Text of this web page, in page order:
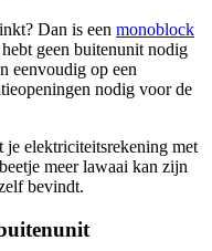
Dan is een monoblock
geen buitenunit nodig
eenvoudig op een
nodig voor de
je elektriciteitsrekening met
meer lawaai kan zijn
bevindt.